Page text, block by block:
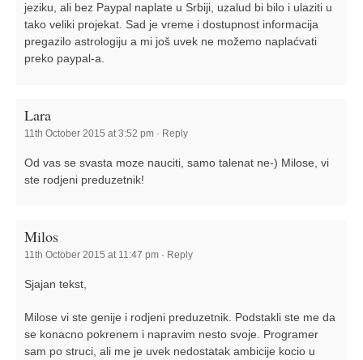
jeziku, ali bez Paypal naplate u Srbiji, uzalud bi bilo i ulaziti u
tako veliki projekat. Sad je vreme i dostupnost informacija
pregazilo astrologiju a mi još uvek ne možemo naplaćvati
preko paypal-a.
Lara
11th October 2015 at 3:52 pm · Reply
Od vas se svasta moze nauciti, samo talenat ne-) Milose, vi
ste rodjeni preduzetnik!
Milos
11th October 2015 at 11:47 pm · Reply
Sjajan tekst,
Milose vi ste genije i rodjeni preduzetnik. Podstakli ste me da
se konacno pokrenem i napravim nesto svoje. Programer
sam po struci, ali me je uvek nedostatak ambicije kocio u